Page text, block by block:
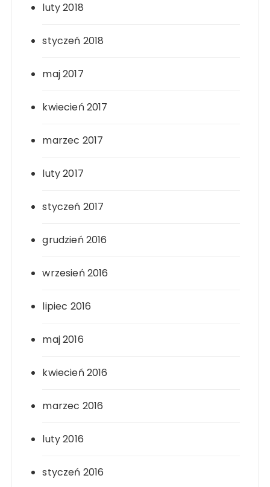
luty 2018
styczeń 2018
maj 2017
kwiecień 2017
marzec 2017
luty 2017
styczeń 2017
grudzień 2016
wrzesień 2016
lipiec 2016
maj 2016
kwiecień 2016
marzec 2016
luty 2016
styczeń 2016